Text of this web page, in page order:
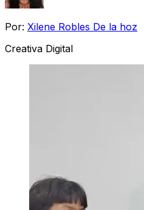
Por: Xilene Robles De la hoz
Creativa Digital